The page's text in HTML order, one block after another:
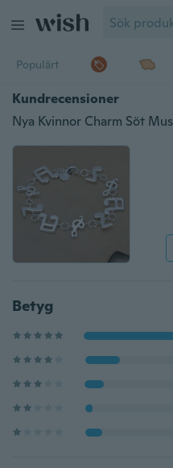
Populärt
Kundrecensioner
Betyg